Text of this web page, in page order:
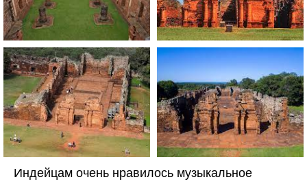
Индейцам очень нравилось музыкальное